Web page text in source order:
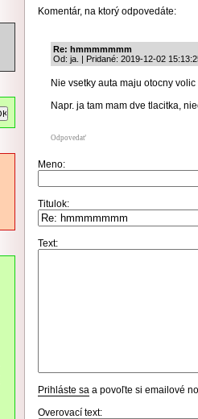
Komentár, na ktorý odpovedáte:
Re: hmmmmmmm
Od: ja. | Pridané: 2019-12-02
Nie vsetky auta maju otocny
Napr. ja tam mam dve tlacitka,
Odpovedať
Meno:
Titulok:
Text:
Prihláste sa a povoľte si emailové
Overovací text: